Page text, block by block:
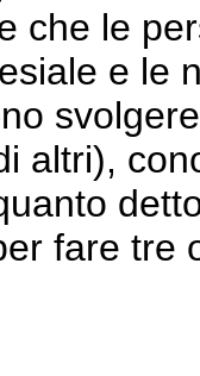
che le
e le
altri),
fare tre